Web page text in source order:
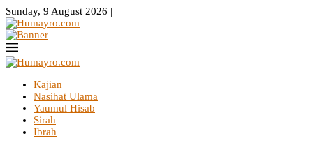
Sunday, 9 August 2026 |
Kajian
Nasihat Ulama
Yaumul Hisab
Sirah
Ibrah